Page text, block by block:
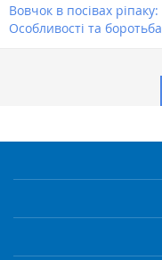
Вовчок в посівах
Особливості та боротьба